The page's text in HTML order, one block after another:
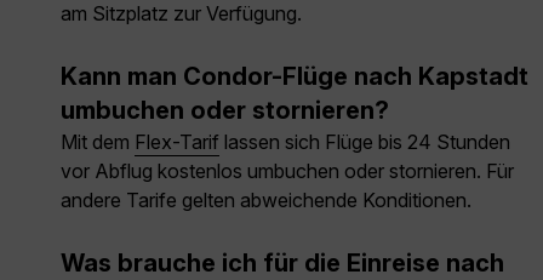
am Sitzplatz zur Verfügung.
Kann man Condor-Flüge nach Kapstadt
umbuchen oder stornieren?
Mit dem Flex-Tarif lassen sich Flüge bis 24 Stunden
vor Abflug kostenlos umbuchen oder stornieren. Für
andere Tarife gelten abweichende Konditionen.
Was brauche ich für die Einreise nach